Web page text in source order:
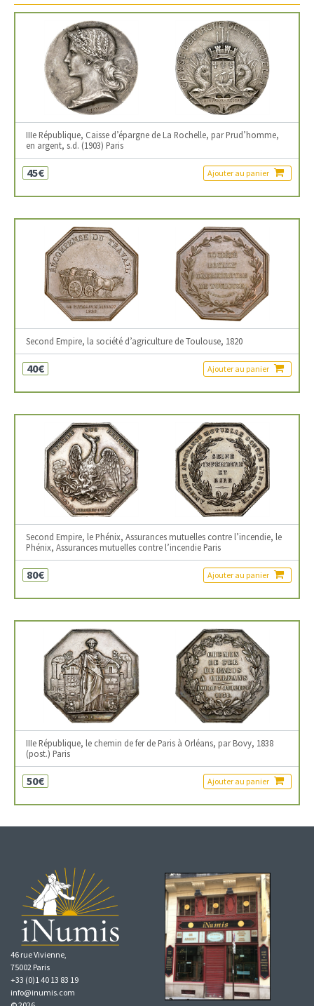
IIIe République, Caisse d’épargne de La Rochelle, par Prud’homme,
en argent, s.d. (1903) Paris
45€ Ajouter au panier
Second Empire, la société d’agriculture de Toulouse, 1820
40€ Ajouter au panier
Second Empire, le Phénix, Assurances mutuelles contre l’incendie, le
Phénix, Assurances mutuelles contre l’incendie Paris
80€ Ajouter au panier
IIIe République, le chemin de fer de Paris à Orléans, par Bovy, 1838
(post.) Paris
50€ Ajouter au panier
46 rue Vivienne,
75002 Paris
+33 (0)1 40 13 83 19
info@inumis.com